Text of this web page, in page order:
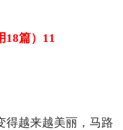
18篇）11
得越来越美丽，马路